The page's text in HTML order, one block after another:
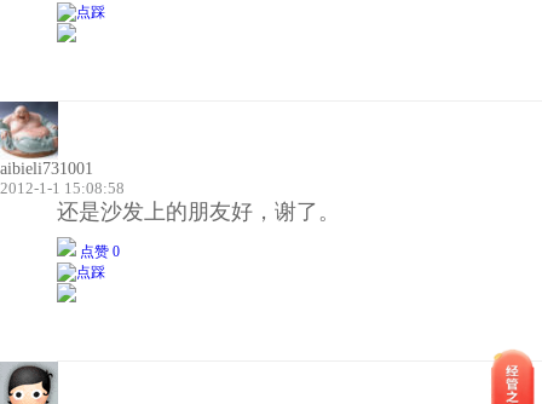
aibieli731001
2012-1-1 15:08:58
还是沙发上的朋友好，谢了。
点赞 0